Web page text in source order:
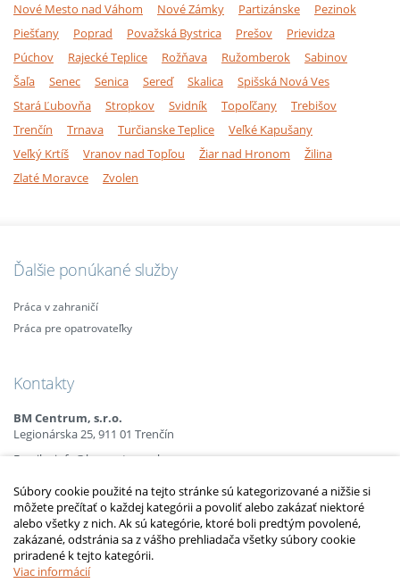
Nové Mesto nad Váhom
Nové Zámky Partizánske
Pezinok
Piešťany
Poprad Považská Bystrica Prešov
Prievidza
Púchov
Rajecké Teplice Rožňava Ružomberok
Sabinov
Šaľa
Senec Senica Sereď Skalica
Spišská Nová Ves
Stará Ľubovňa
Stropkov Svidník Topoľčany
Trebišov
Trenčín
Trnava Turčianske Teplice
Veľké Kapušany
Veľký Krtíš
Vranov nad Topľou Žiar nad Hronom
Žilina
Zlaté Moravce
Zvolen
Ďalšie ponúkané služby
Práca v zahraničí
Práca pre opatrovateľky
Kontakty
BM Centrum, s.r.o.
Legionárska 25, 911 01 Trenčín
Email: info@bmcentrum.sk
+421 (0)910 385 238
+421 (0)949 152 774
2010 – 2014 © Copyrightopatrovatelsky-kurz.sk
Upraviť nastavenia Cookies
Súbory cookie použité na tejto stránke sú kategorizované a nižšie si
môžete prečítať o každej kategórii a povoliť alebo zakázať niektoré
alebo všetky z nich. Ak sú kategórie, ktoré boli predtým povolené,
zakázané, odstránia sa z vášho prehliadača všetky súbory cookie
priradené k tejto kategórii.
Viac informácií